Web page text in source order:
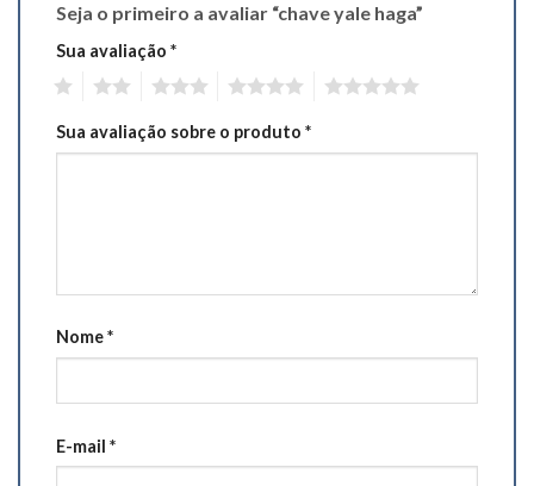
Seja o primeiro a avaliar “chave yale haga”
Sua avaliação *
Sua avaliação sobre o produto *
Nome*
E-mail *